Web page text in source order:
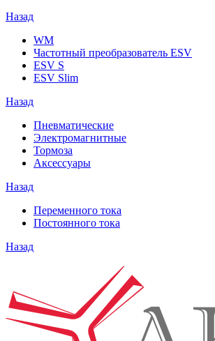
Назад
WM
Частотный преобразователь ESV
ESV S
ESV Slim
Назад
Пневматические
Электромагнитные
Тормоза
Аксессуары
Назад
Переменного тока
Постоянного тока
Назад